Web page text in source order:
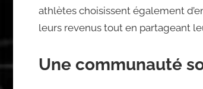
athlètes choisissent également
leurs revenus tout en partageant
Une communauté